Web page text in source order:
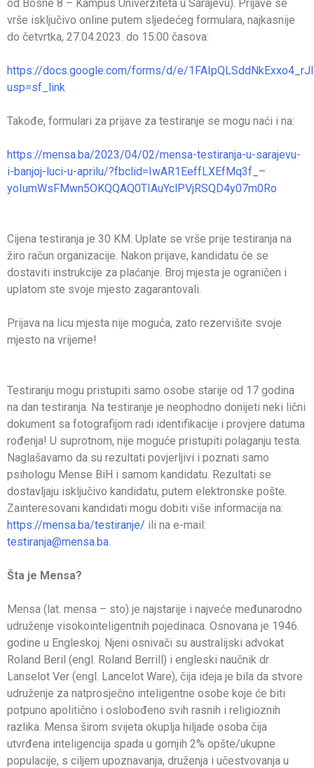
od Bosne 8 – Kampus Univerziteta u Sarajevu). Prijave se
vrše isključivo online putem sljedećeg formulara, najkasnije
do četvrtka, 27.04.2023. do 15:00 časova:
https://docs.google.com/forms/d/e/
usp=sf_link
Takođe, formulari za prijave za testiranje se mogu naći i na:
https://mensa.ba/2023/04/02/mensa-testiranja-u-sarajevu-
i-banjoj-luci-u-aprilu/?fbclid=IwAR1EeffLXEfMq3f_–
yoIumWsFMwn5OKQQAQ0TIAuYclPVjRSQD4y07m0Ro
Cijena testiranja je 30 KM. Uplate se vrše prije testiranja na
žiro račun organizacije. Nakon prijave, kandidatu će se
dostaviti instrukcije za plaćanje. Broj mjesta je ograničen i
uplatom ste svoje mjesto zagarantovali.
Prijava na licu mjesta nije moguća, zato rezervišite svoje
mjesto na vrijeme!
Testiranju mogu pristupiti samo osobe starije od 17 godina
na dan testiranja. Na testiranje je neophodno donijeti neki lični
dokument sa fotografijom radi identifikacije i provjere datuma
rođenja! U suprotnom, nije moguće pristupiti polaganju testa.
Naglašavamo da su rezultati povjerljivi i poznati samo
psihologu Mense BiH i samom kandidatu. Rezultati se
dostavljaju isključivo kandidatu, putem elektronske pošte.
Zainteresovani kandidati mogu dobiti više informacija na:
https://mensa.ba/testiranje/ ili na e-mail:
testiranja@mensa.ba
Šta je Mensa?
Mensa (lat. mensa – sto) je najstarije i najveće međunarodno
udruženje visokointeligentnih pojedinaca. Osnovana je 1946.
godine u Engleskoj. Njeni osnivači su australijski advokat
Roland Beril (engl. Roland Berrill) i engleski naučnik dr
Lanselot Ver (engl. Lancelot Ware), čija ideja je bila da stvore
udruženje za natprosječno inteligentne osobe koje će biti
potpuno apolitično i oslobođeno svih rasnih i religioznih
razlika. Mensa širom svijeta okuplja hiljade osoba čija
utvrđena inteligencija spada u gornjih 2% opšte/ukupne
populacije, s ciljem upoznavanja, druženja i učestvovanja u